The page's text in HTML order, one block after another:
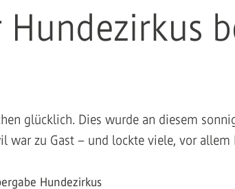
Hundezirkus
glücklich. Dies wurde an diesem
war zu Gast – und lockte viele, vor allem